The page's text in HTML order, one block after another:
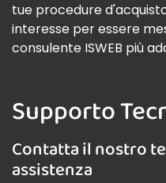
tue procedure
interesse per essere
consulente ISWEB più
Supporto
Contatta il nostro
assistenza